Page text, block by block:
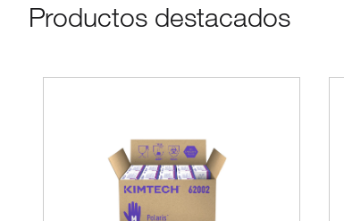
Productos destacados